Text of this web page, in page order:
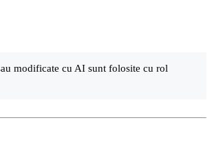
modificate cu AI sunt folosite cu rol